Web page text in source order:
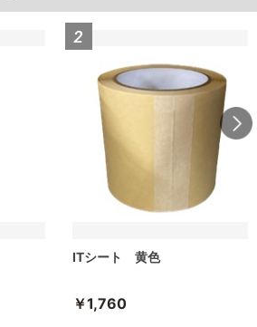
ITシート 黄色
￥1,760